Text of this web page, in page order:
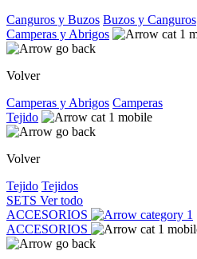
Canguros y Buzos Buzos y Canguros
Camperas y Abrigos
Volver
Camperas y Abrigos Camperas
Tejido
Volver
Tejido Tejidos
SETS Ver todo
ACCESORIOS
ACCESORIOS